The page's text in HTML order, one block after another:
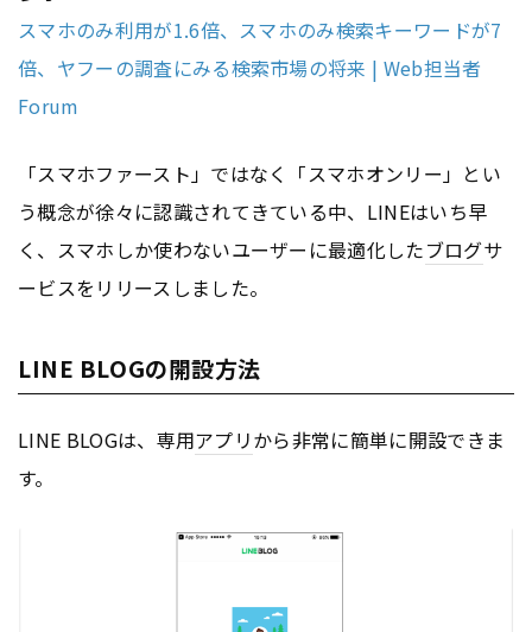
スマホのみ利用が1.6倍、スマホのみ検索キーワードが7
倍、ヤフーの調査にみる検索市場の将来 | Web担当者
Forum
「スマホファースト」ではなく「スマホオンリー」とい
う概念が徐々に認識されてきている中、LINEはいち早
く、スマホしか使わないユーザーに最適化したブログサ
ービスをリリースしました。
LINE BLOGの開設方法
LINE BLOGは、専用アプリから非常に簡単に開設できま
す。